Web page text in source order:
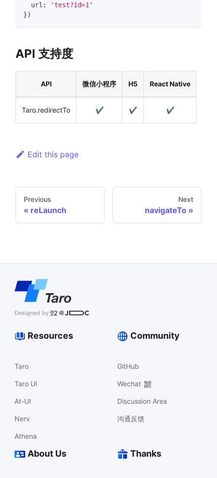
  url
:
'test?id=1'
})
API 支持度
API 微信小程序 H5 React Native
Taro.redirectTo ✔️ ✔️ ✔️
Edit this page
Previous
reLaunch
Next
navigateTo
Resources
Taro
Taro UI
At-UI
Nerv
Athena
Community
GitHub
Wechat
Discussion Area
沟通反馈
About Us Thanks